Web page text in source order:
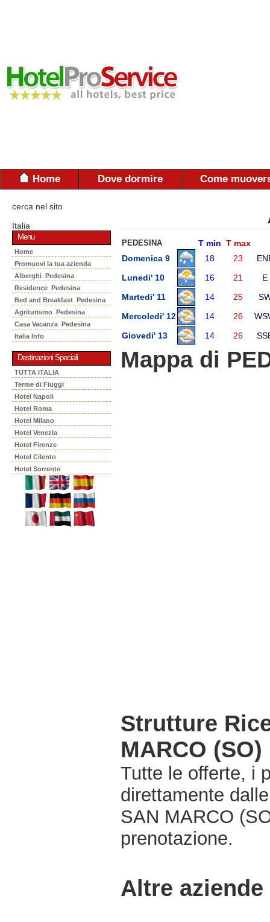
Home Dove dormire Come
cerca nel sito
Italia
Menu
Home
Promuovi la tua azienda
Alberghi Pedesina
Residence Pedesina
Bed and Breakfast Pedesina
Agriturismo Pedesina
Casa Vacanza Pedesina
Italia Info
Destinazioni Speciali
TUTTA ITALIA
Terme di Fiuggi
Hotel Napoli
Hotel Roma
Hotel Milano
Hotel Venezia
Hotel Firenze
Hotel Cilento
Hotel Sorrento
PEDESINA T min T max
Domenica 9
18 23
Lunedi' 10
16 21
E
Martedi' 11
14 25
Mercoledi' 12
14 26
Giovedi' 13
14 26
Mappa di
Strutture
MARCO (SO)
Tutte le offerte, i
direttamente
SAN MARCO
prenotazione.
Altre